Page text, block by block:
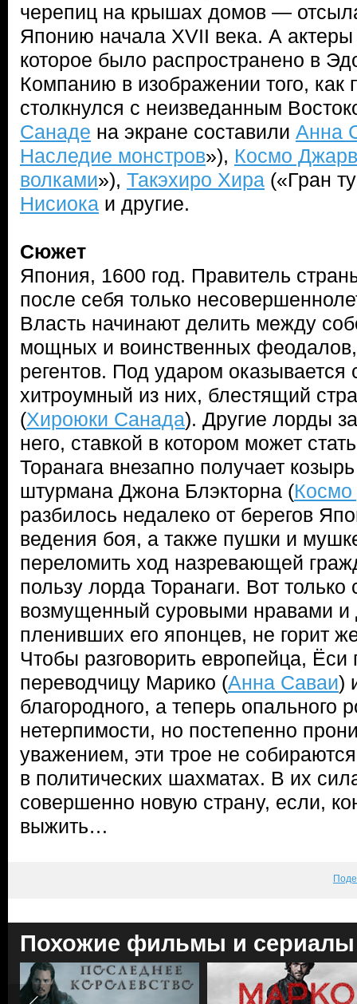
черепиц на крышах домов —
Японию начала XVII века. А актеры
которое было распространено в
Компанию в изображении того, как
столкнулся с неизведанным
Санаде на экране составили Анна
Наследие монстров»), Космо
волками»), Такэхиро Хира («Гран
Нисиока и другие.
Сюжет
Япония, 1600 год. Правитель
после себя только
Власть начинают делить между
мощных и воинственных
регентов. Под ударом
хитроумный из них, блестящий
(Хироюки Санада). Другие лорды
него, ставкой в котором может
Торанага внезапно получает
штурмана Джона Блэкторна (
разбилось недалеко от берегов
ведения боя, а также пушки и
переломить ход назревающей
пользу лорда Торанаги. Вот
возмущенный суровыми нравами
пленивших его японцев, не горит
Чтобы разговорить европейца, Ёси
переводчицу Марико (Анна Саваи)
благородного, а теперь опального
нетерпимости, но постепенно
уважением, эти трое не
в политических шахматах. В их
совершенно новую страну, если,
выжить…
Похожие фильмы и сериалы